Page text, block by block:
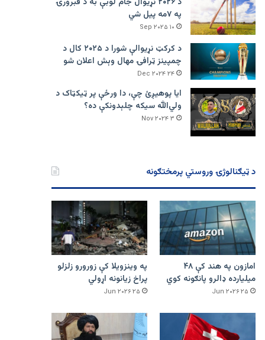
په ۷مه پیل شي
۱۰ Sep ۲۰۲۵
د کرکټ نړیوالې شورا د ۲۰۲۵ کال د
چمپینز ټرافۍ مهال وېش اعلان شو
۲۴ Dec ۲۰۲۴
ایا پوهیږئ چې، دا ورځې پر ټيکټاک د
ولي‌الله سیکه چلېدونکې ده؟
۳ Nov ۲۰۲۴
د ټیګنالوژۍ وروستي پرمختګونه
امازون په هند کې ۴۸
میلیارده ډالرو پانګونه کوي
۲۵ Jun ۲۰۲۶
په وینزویلا کې زورورو زلزلو
پراخ زیانونه اړولي
۲۵ Jun ۲۰۲۶